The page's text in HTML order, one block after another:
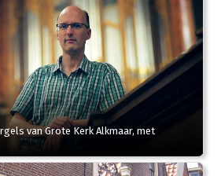
van Grote Kerk Alkmaar, met